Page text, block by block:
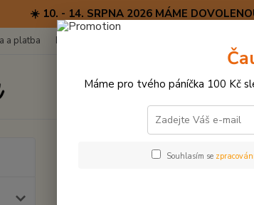
☀️ 10. - 14. SRPNA 2026 MÁME
a platba Kontakty
Máme pro tvého páníčka 100 Kč
Souhlasím se